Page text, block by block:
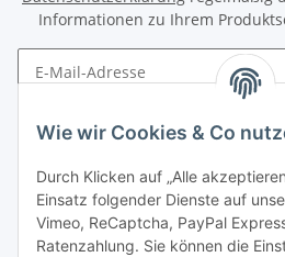
Wie wir Cookies & Co
Durch Klicken auf „Alle
Einsatz folgender Dienste auf
Vimeo, ReCaptcha, PayPal
Ratenzahlung. Sie können die
Informationen zu Ihrem
Gesetzliche Informationen